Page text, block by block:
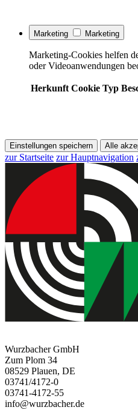
Marketing Marketing
Marketing-Cookies helfen
oder Videoanwendungen
Herkunft Cookie Typ
Einstellungen speichern Alle
zur Startseite zur Hauptnavigation
Wurzbacher GmbH
Zum Plom 34
08529 Plauen, DE
03741/4172-0
03741-4172-55
info@wurzbacher.de